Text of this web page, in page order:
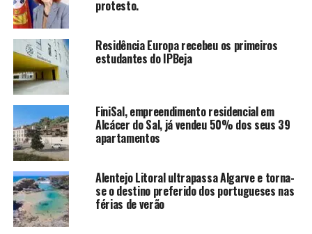
protesto.
Residência Europa recebeu os primeiros
estudantes do IPBeja
FiniSal, empreendimento residencial em
Alcácer do Sal, já vendeu 50% dos seus 39
apartamentos
Alentejo Litoral ultrapassa Algarve e torna-
se o destino preferido dos portugueses nas
férias de verão